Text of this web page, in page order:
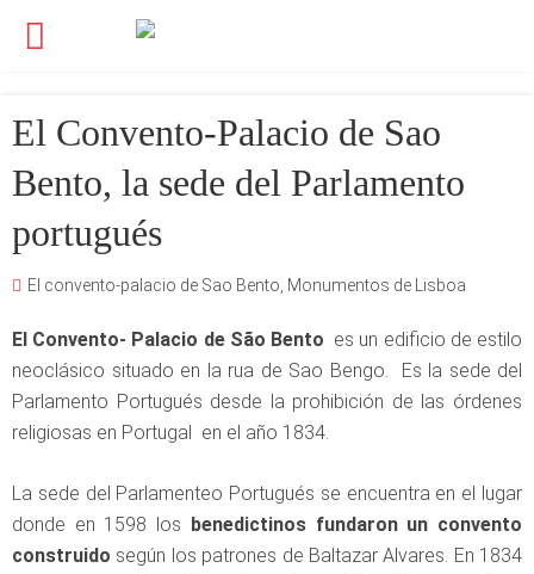
El Convento-Palacio de Sao
Bento, la sede del Parlamento
portugués
El convento-palacio de Sao Bento Monumentos de Lisboa
El Convento- Palacio de São Bento es un edificio de estilo
neoclásico situado en la rua de Sao Bengo. Es la sede del
Parlamento Portugués desde la prohibición de las órdenes
religiosas en Portugal en el año 1834.
La sede del Parlamenteo Portugués se encuentra en el lugar
donde en 1598 los benedictinos fundaron un convento
construido según los patrones de Baltazar Alvares. En 1834